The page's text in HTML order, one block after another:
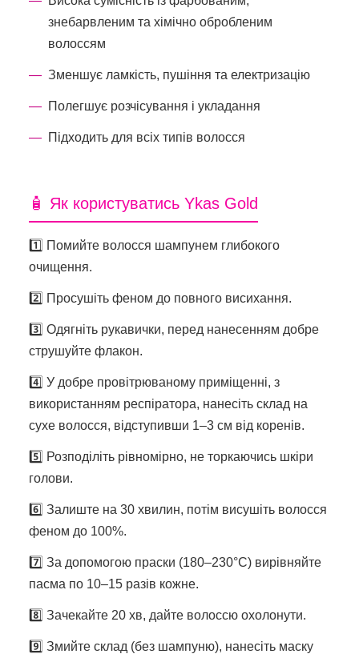
знебарвленим та хімічно обробленим
волоссям
Зменшує ламкість, пушіння та електризацію
Полегшує розчісування і укладання
Підходить для всіх типів волосся
🧴 Як користуватись Ykas Gold
1️⃣ Помийте волосся шампунем глибокого
очищення.
2️⃣ Просушіть феном до повного висихання.
3️⃣ Одягніть рукавички, перед нанесенням добре
струшуйте флакон.
4️⃣ У добре провітрюваному приміщенні, з
використанням респіратора, нанесіть склад на
сухе волосся, відступивши 1–3 см від коренів.
5️⃣ Розподіліть рівномірно, не торкаючись шкіри
голови.
6️⃣ Залиште на 30 хвилин, потім висушіть волосся
феном до 100%.
7️⃣ За допомогою праски (180–230°C) вирівняйте
пасма по 10–15 разів кожне.
8️⃣ Зачекайте 20 хв, дайте волоссю охолонути.
9️⃣ Змийте склад (без шампуню), нанесіть маску